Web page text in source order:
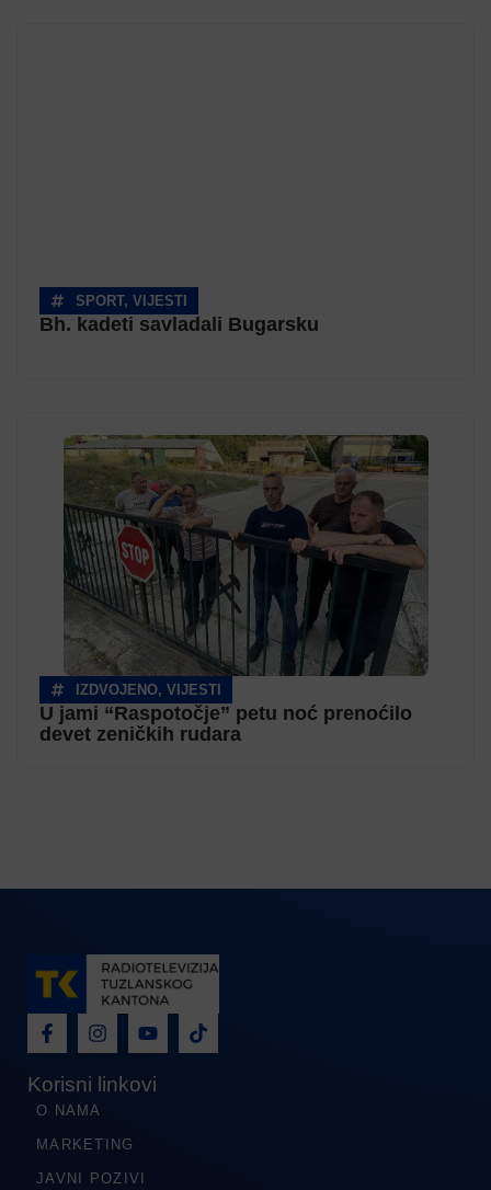
SPORT, VIJESTI
Bh. kadeti savladali Bugarsku
IZDVOJENO, VIJESTI
U jami “Raspotočje” petu noć prenoćilo
devet zeničkih rudara
Korisni linkovi
O NAMA
MARKETING
JAVNI POZIVI